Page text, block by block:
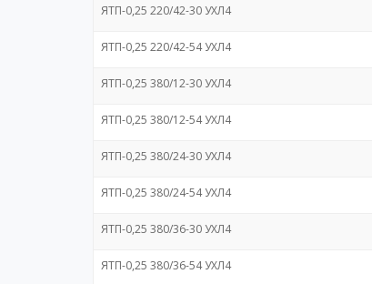
ЯТП-0,25 220/42-30 УХЛ4
ЯТП-0,25 220/42-54 УХЛ4
ЯТП-0,25 380/12-30 УХЛ4
ЯТП-0,25 380/12-54 УХЛ4
ЯТП-0,25 380/24-30 УХЛ4
ЯТП-0,25 380/24-54 УХЛ4
ЯТП-0,25 380/36-30 УХЛ4
ЯТП-0,25 380/36-54 УХЛ4